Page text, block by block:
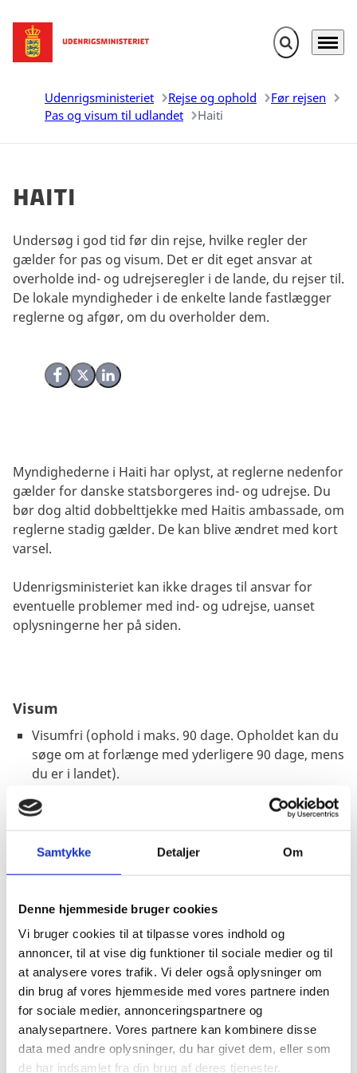
Samtykke Detaljer Om
Denne hjemmeside bruger cookies
Vi bruger cookies til at tilpasse vores indhold og
annoncer, til at vise dig funktioner til sociale medier og til
at analysere vores trafik. Vi deler også oplysninger om
din brug af vores hjemmeside med vores partnere inden
for sociale medier, annonceringspartnere og
analysepartnere. Vores partnere kan kombinere disse
data med andre oplysninger, du har givet dem, eller som
de har indsamlet fra din brug af deres tjenester.
Gå til forsiden Fold søgefelt
Menu
Udenrigsministeriet Rejse og ophold
Før rejsen
Pas og visum til udlandet
Haiti
Haiti
Del på Facebook
Del på X (Twitter)
Del på LinkedIn
Undersøg i god tid før din rejse, hvilke regler der
gælder for pas og visum. Det er dit eget ansvar at
overholde ind- og udrejseregler i de lande, du rejser til.
De lokale myndigheder i de enkelte lande fastlægger
reglerne og afgør, om du overholder dem.
Myndighederne i Haiti har oplyst, at reglerne nedenfor
gælder for danske statsborgeres ind- og udrejse. Du
bør dog altid dobbelttjekke med Haitis ambassade, om
reglerne stadig gælder. De kan blive ændret med kort
varsel.
Udenrigsministeriet kan ikke drages til ansvar for
eventuelle problemer med ind- og udrejse, uanset
oplysningerne her på siden.
Visum
Visumfri (ophold i maks. 90 dage. Opholdet kan du
søge om at forlænge med yderligere 90 dage, mens
du er i landet).
Såfremt rejsende ikke er i besiddelse af en gyldig
returrejsebillet eller en billet til vidererejse kan den
rejsende blive nægtet indrejse.
Pas
Pas skal være gyldigt i 6 måneder fra
indrejsedatoen.
Danske forlængede pas anerkendes ved ind- og
udrejse, såfremt passet er gyldigt mindst 6
måneder fra indrejsedatoen.
Danske nødpas (provisoriske pas) anerkendes ved
udrejse.